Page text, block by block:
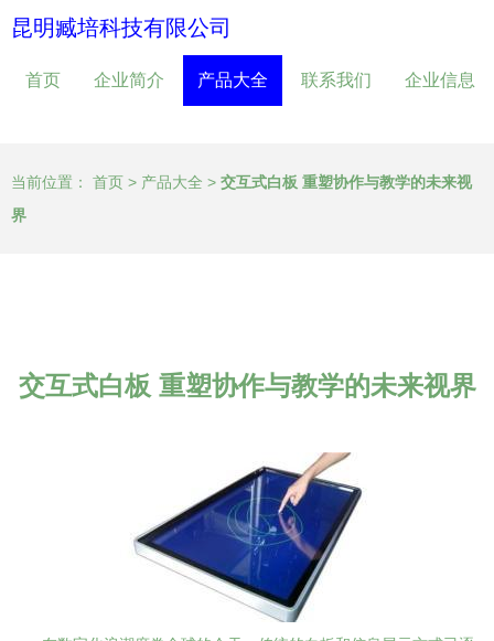
昆明臧培科技有限公司
首页 企业简介 产品大全 联系我们 企业信息
当前位置： 首页 > 产品大全 > 交互式白板 重塑协作与教学的未来视
界
交互式白板 重塑协作与教学的未来视界